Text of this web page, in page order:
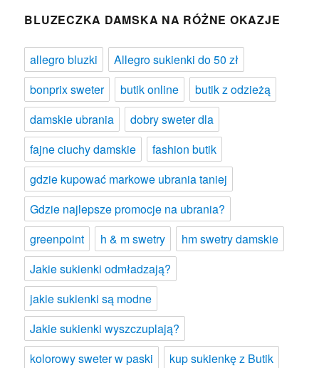
BLUZECZKA DAMSKA NA RÓŻNE OKAZJE
allegro bluzki
Allegro sukienki do 50 zł
bonprix sweter
butik online
butik z odzieżą
damskie ubrania
dobry sweter dla
fajne ciuchy damskie
fashion butik
gdzie kupować markowe ubrania taniej
Gdzie najlepsze promocje na ubrania?
greenpoint
h & m swetry
hm swetry damskie
Jakie sukienki odmładzają?
jakie sukienki są modne
Jakie sukienki wyszczuplają?
kolorowy sweter w paski
kup sukienkę z Butik